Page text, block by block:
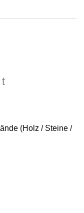
(Holz / Steine /